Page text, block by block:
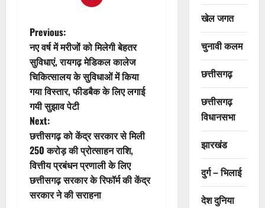
P
o
s
t
n
a
v
Previous:
नए वर्ष में मरीजों को मिलेगी बेहतर
सुविधाएं, रायगढ़ मेडिकल कालेज
चिकित्सालय के सुविधाओं में किया
गया विस्तार, फीडबैक के लिए लगाई
गयी सुझाव पेटी
Next:
छत्तीसगढ़ को केंद्र सरकार से मिली
250 करोड़ की प्रोत्साहन राशि,
वित्तीय प्रबंधन प्रणाली के लिए
छत्तीसगढ़ सरकार के रिफॉर्म की केंद्र
सरकार ने की सराहना
खेल जगत
चुनावी कलम
छत्तीसगढ़
छत्तीसगढ़
विधानसभा
झारखंड
दुर्ग – भिलाई
देश दुनिया